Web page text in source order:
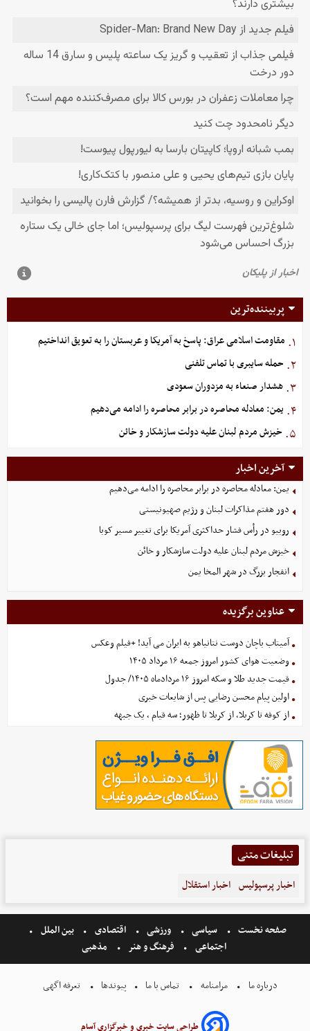
پربیننده‌ترین
۱. مقاومت اسلامی عراق: پاسخ به آمریکا و عربستان را به تعویق انداختیم
۲. حمله سایبری با تماس تلفنی
۳. هشدار صنعاء به مزدوران سعودی
۴. یمن: معادله محاصره در برابر محاصره را ادامه می‌دهیم
۵. خیزش مردم لبنان علیه دولت سازشکار و خائن
آخرین اخبار
یمن: معادله محاصره در برابر محاصره را ادامه می‌دهیم
دور هفتم مذاکرات لبنان و رژیم صهیونیستی
روبیو در رأس فشار حداکثری آمریکا برای تغییر مسیر کوبا
خیزش مردم لبنان علیه دولت سازشکار و خائن
انفجار بزرگ در شهر المخا یمن
عناوین برگزیده
آمیتاب باچان دوست نتانیاهو به ایران می آید! +فیلم وعکس
وضعیت هوای کشور امروز جمعه ۱۶ مرداد ۱۴۰۵
قیمت جدید طلا و سکه امروز ۱۶ مردادماه ۱۴۰۵/ جدول
اولین پیام محسن رضایی پس از شایعات خبری
از کوفه تا کربلا، از کربلا تا ظهور؛ سه قیام ، یک جبهه
تبلیغات متنی
اخبار پرسپولیس اخبار استقلال
صفحه نخست سیاسی ورزشی اقتصادی
بین الملل
اجتماعی
فرهنگ و هنر مذهبی
درباره ما مرامنامه تماس با ما پیوندها تعرفه اگهی
طراحی سایت خبری و خبرگزاری آسام